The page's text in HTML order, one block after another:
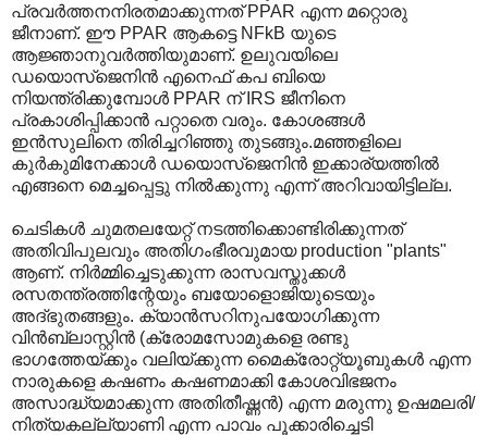
പ്രവര്‍ത്തനനിരതമാക്കുന്നത് PPAR എന്ന മറ്റൊരു
ജീനാണ്. ഈ PPAR ആകട്ടെ NFkB യുടെ
ആജ്ഞാനുവര്‍ത്തിയുമാണ്. ഉലുവയിലെ
ഡയൊസ്ജെനിന്‍ എനെഫ് കപ ബിയെ
നിയന്ത്രിക്കുമ്പോള്‍ PPAR ന് IRS ജീനിനെ
പ്രകാശിപ്പിക്കാന്‍‍ പറ്റാതെ വരും. കോശങ്ങള്‍
ഇന്‍സുലിനെ തിരിച്ചറിഞ്ഞു തുടങ്ങും.മഞ്ഞളിലെ
കുര്‍കുമിനേക്കാള്‍ ഡയൊസ്ജെനിന്‍ ഇക്കാര്യത്തില്‍
എങ്ങനെ മെച്ചപ്പെട്ടു നില്‍ക്കുന്നു എന്ന് അറിവായിട്ടില്ല.
ചെടികള്‍ ചുമതലയേറ്റ് നടത്തിക്കൊണ്ടിരിക്കുന്നത്
അതിവിപുലവും അതിഗംഭീരവുമായ production "plants"
ആണ്. നിര്‍മ്മിച്ചെടുക്കുന്ന രാസവസ്തുക്കള്‍
രസതന്ത്രത്തിന്റേയും ബയോളൊജിയുടെയും
അദ്ഭുതങ്ങളും. ക്യാന്‍സറിനുപയോഗിക്കുന്ന
വിന്‍ബ്ലാസ്റ്റിന്‍ (ക്രോമസോമുകളെ രണ്ടു
ഭാഗത്തേയ്ക്കും വലിയ്ക്കുന്ന മൈക്രോറ്റ്യൂബുകള്‍‍ എന്ന
നാരുകളെ കഷണം കഷണമാക്കി കോശവിഭജനം
അസാദ്ധ്യമാക്കുന്ന അതിതീഷ്ണന്‍‍) എന്ന മരുന്നു ഉഷമലരി/
നിത്യകല്ല്യാണി എന്ന പാവം പൂക്കാരിച്ചെടി